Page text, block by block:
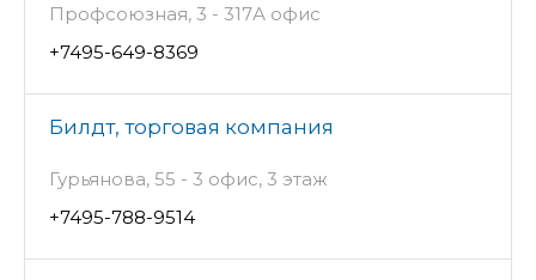
Профсоюзная, 3 - 317А офис
+7495-649-8369
Билдт, торговая компания
Гурьянова, 55 - 3 офис, 3 этаж
+7495-788-9514